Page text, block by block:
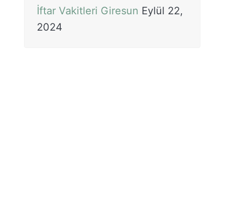
İftar Vakitleri Giresun Eylül 22,
2024